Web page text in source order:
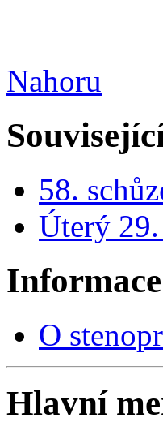
Nahoru
58.
Úterý
Informace
O
Hlavní